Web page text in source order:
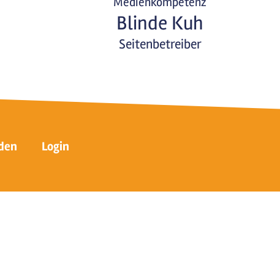
Blinde Kuh
Seitenbetreiber
Login